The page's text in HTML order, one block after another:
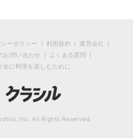
ーポリシー 利用規約
運営会社
お問い合わせ
よくある質問
全に料理を楽しむために
Inc. All Rights Reserved.